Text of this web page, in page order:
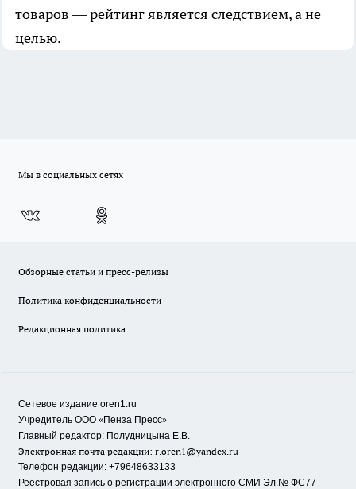
товаров — рейтинг является следствием, а не
целью.
Мы в социальных сетях
Обзорные статьи и пресс-релизы
Политика конфиденциальности
Редакционная политика
Сетевое издание oren1.ru
Учредитель ООО «Пенза Пресс»
Главный редактор: Полудницына Е.В.
Электронная почта редакции: r.oren1@yandex.ru
Телефон редакции: +79648633133
Реестровая запись о регистрации электронного СМИ Эл.№ ФС77-